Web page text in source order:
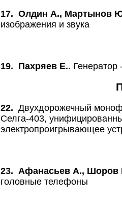
17. Олдин А., Мартынов
изображения и звука
19. Пахряев Е.. Генератор
22. Двухдорожечный
Селга-403,
электропроигрывающее
23. Афанасьев А.,
головные телефоны